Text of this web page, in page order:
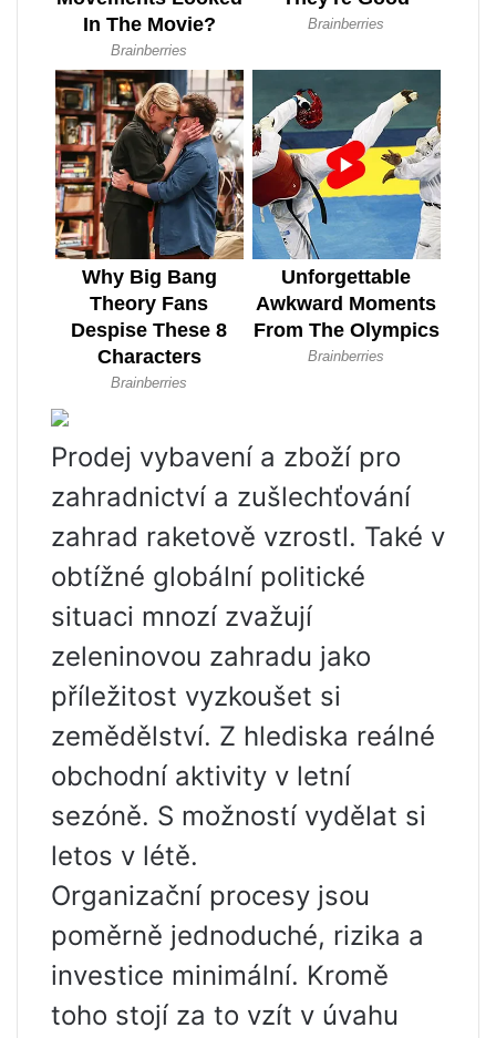
Prodej vybavení a zboží pro
zahradnictví a zušlechťování
zahrad raketově vzrostl. Také v
obtížné globální politické
situaci mnozí zvažují
zeleninovou zahradu jako
příležitost vyzkoušet si
zemědělství. Z hlediska reálné
obchodní aktivity v letní
sezóně. S možností vydělat si
letos v létě.
Organizační procesy jsou
poměrně jednoduché, rizika a
investice minimální. Kromě
toho stojí za to vzít v úvahu